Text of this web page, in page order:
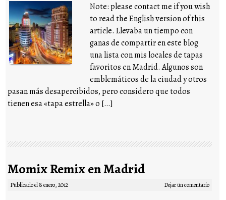
Note: please contact me if you wish
to read the English version of this
article. Llevaba un tiempo con
ganas de compartir en este blog
una lista con mis locales de tapas
favoritos en Madrid. Algunos son
emblemáticos de la ciudad y otros
pasan más desapercibidos, pero considero que todos
tienen esa «tapa estrella» o […]
Momix Remix en Madrid
Publicado el8 enero, 2012 Dejar un comentario